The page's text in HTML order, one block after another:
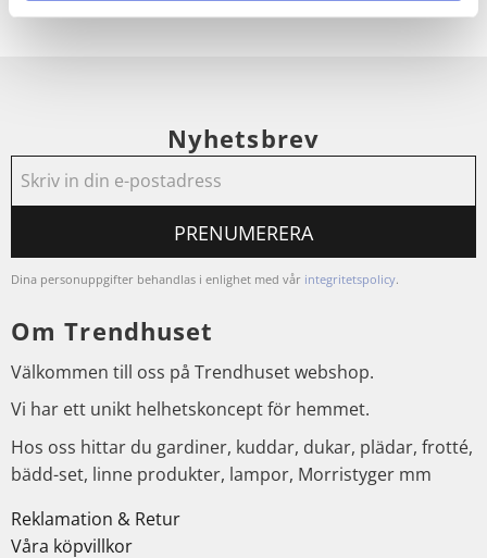
Nyhetsbrev
PRENUMERERA
Dina personuppgifter behandlas i enlighet med vår integritetspolicy.
Om Trendhuset
Välkommen till oss på Trendhuset webshop.
Vi har ett unikt helhetskoncept för hemmet.
Hos oss hittar du gardiner, kuddar, dukar, plädar, frotté,
bädd-set, linne produkter, lampor, Morristyger mm
Reklamation & Retur
Våra köpvillkor